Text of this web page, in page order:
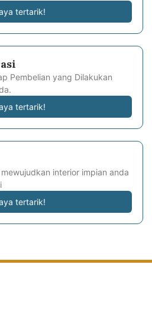
tertarik!
Pembelian yang Dilakukan
tertarik!
interior impian anda
tertarik!